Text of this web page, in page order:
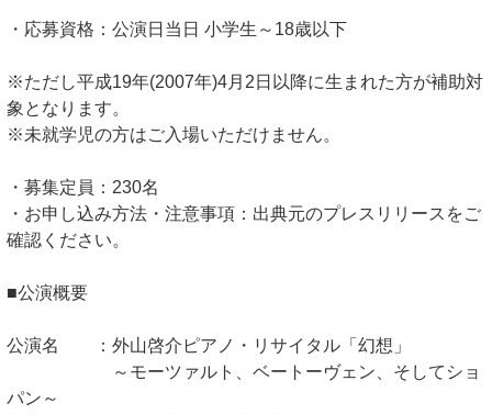
・応募資格：公演日当日 小学生～18歳以下
※ただし平成19年(2007年)4月2日以降に生まれた方が補助対
象となります。
※未就学児の方はご入場いただけません。
・募集定員：230名
・お申し込み方法・注意事項：出典元のプレスリリースをご
確認ください。
■公演概要
公演名 ：外山啓介ピアノ・リサイタル「幻想」
～モーツァルト、ベートーヴェン、そしてショ
パン～